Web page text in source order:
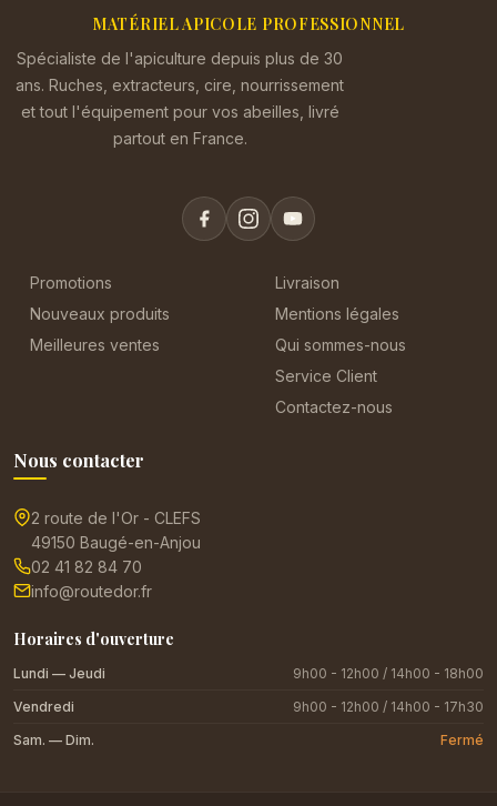
MATÉRIEL APICOLE PROFESSIONNEL
Spécialiste de l'apiculture depuis plus de 30
ans. Ruches, extracteurs, cire, nourrissement
et tout l'équipement pour vos abeilles, livré
partout en France.
Promotions
Nouveaux produits
Meilleures ventes
Livraison
Mentions légales
Qui sommes-nous
Service Client
Contactez-nous
Nous contacter
2 route de l'Or - CLEFS
49150 Baugé-en-Anjou
02 41 82 84 70
info@routedor.fr
Horaires d'ouverture
Lundi — Jeudi
9h00 - 12h00 / 14h00 - 18h00
Vendredi
9h00 - 12h00 / 14h00 - 17h30
Sam. — Dim.
Fermé